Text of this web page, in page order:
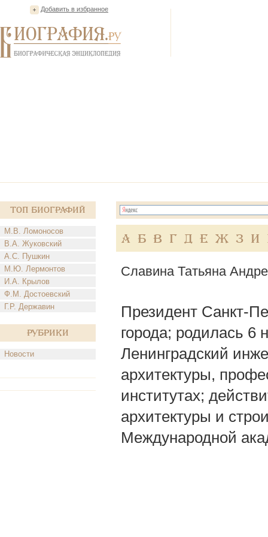
Добавить в избранное
Топ Биографий
М.В. Ломоносов
В.А. Жуковский
А.С. Пушкин
М.Ю. Лермонтов
И.А. Крылов
Ф.М. Достоевский
Г.Р. Державин
Рубрики
Новости
А Б В Г Д Е Ж З И
Славина Татьяна
Президент Санкт-
города; родилась 6
Ленинградский
архитектуры,
институтах;
архитектуры и
Международной